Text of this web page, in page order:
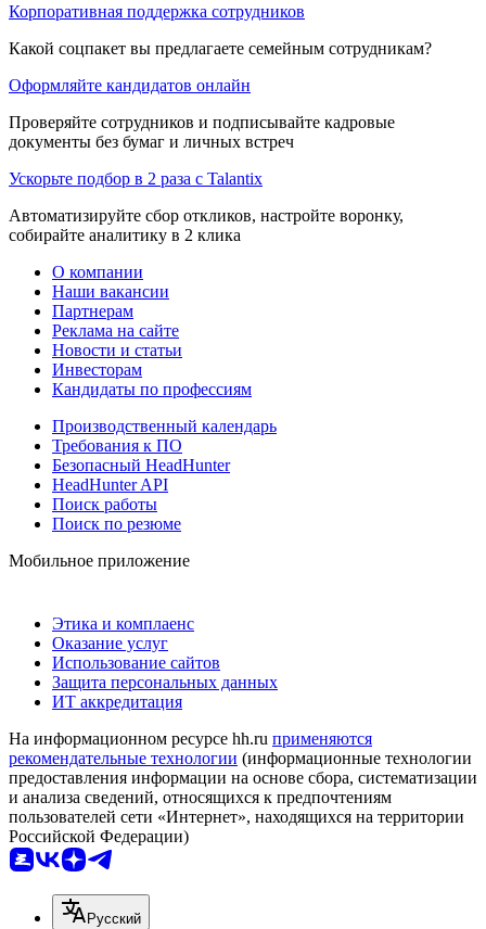
Корпоративная поддержка сотрудников
Какой соцпакет вы предлагаете семейным сотрудникам?
Оформляйте кандидатов онлайн
Проверяйте сотрудников и подписывайте кадровые
документы без бумаг и личных встреч
Ускорьте подбор в 2 раза с Talantix
Автоматизируйте сбор откликов, настройте воронку,
собирайте аналитику в 2 клика
О компании
Наши вакансии
Партнерам
Реклама на сайте
Новости и статьи
Инвесторам
Кандидаты по профессиям
Производственный календарь
Требования к ПО
Безопасный HeadHunter
HeadHunter API
Поиск работы
Поиск по резюме
Мобильное приложение
Этика и комплаенс
Оказание услуг
Использование сайтов
Защита персональных данных
ИТ аккредитация
На информационном ресурсе hh.ru применяются
рекомендательные технологии (информационные технологии
предоставления информации на основе сбора, систематизации
и анализа сведений, относящихся к предпочтениям
пользователей сети «Интернет», находящихся на территории
Российской Федерации)
Русский